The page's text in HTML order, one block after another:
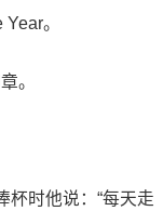
。
。
杯时他说：“每天走